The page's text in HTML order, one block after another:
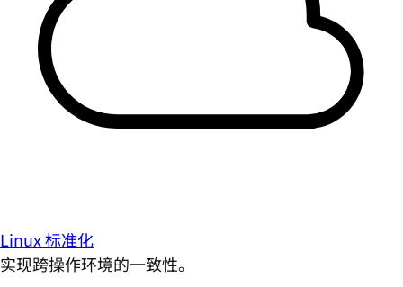
Linux 标准化
实现跨操作环境的一致性。